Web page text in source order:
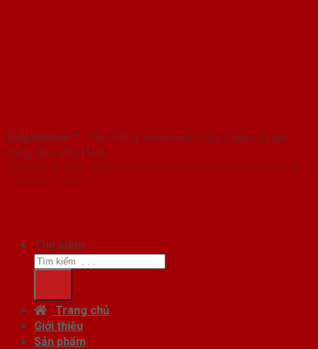
SaigonDoor™ - Hệ thống Showroom cửa thép cửa gỗ
hàng đầu Việt Nam
Copyright ⓒ 2016 – 2026 SaigonDoor™ - www.cuathepcuago.com | Đơn
vị chủ quản SaigonDoor
Tìm kiếm:
Trang chủ
Giới thiệu
Sản phẩm